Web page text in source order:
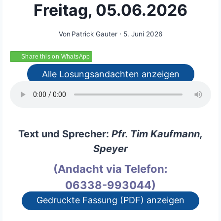
Freitag, 05.06.2026
Von Patrick Gauter 5. Juni 2026
Share this on WhatsApp
Alle Losungsandachten anzeigen
Text und Sprecher: Pfr. Tim Kaufmann,
Speyer
(Andacht via Telefon:
06338-993044)
Gedruckte Fassung (PDF) anzeigen